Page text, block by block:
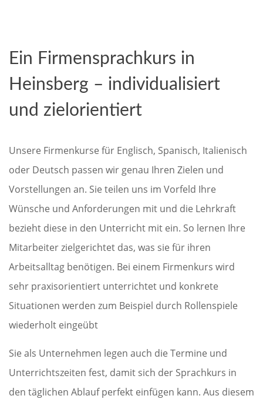
Ein Firmensprachkurs in
Heinsberg – individualisiert
und zielorientiert
Unsere Firmenkurse für Englisch, Spanisch, Italienisch
oder Deutsch passen wir genau Ihren Zielen und
Vorstellungen an. Sie teilen uns im Vorfeld Ihre
Wünsche und Anforderungen mit und die Lehrkraft
bezieht diese in den Unterricht mit ein. So lernen Ihre
Mitarbeiter zielgerichtet das, was sie für ihren
Arbeitsalltag benötigen. Bei einem Firmenkurs wird
sehr praxisorientiert unterrichtet und konkrete
Situationen werden zum Beispiel durch Rollenspiele
wiederholt eingeübt
Sie als Unternehmen legen auch die Termine und
Unterrichtszeiten fest, damit sich der Sprachkurs in
den täglichen Ablauf perfekt einfügen kann. Aus diesem